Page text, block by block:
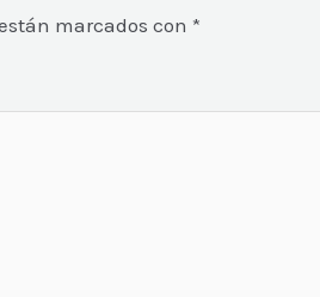
marcados con *